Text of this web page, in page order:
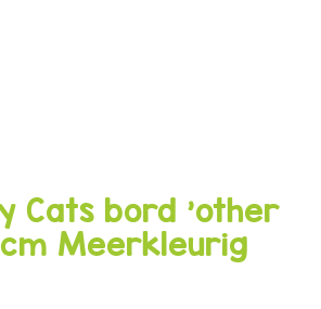
Cats bord 'other
Meerkleurig